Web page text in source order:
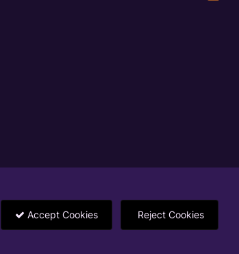
Accept Cookies Reject Cookies